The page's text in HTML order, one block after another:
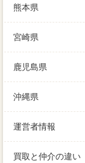
熊本県
宮崎県
鹿児島県
沖縄県
運営者情報
買取と仲介の違い